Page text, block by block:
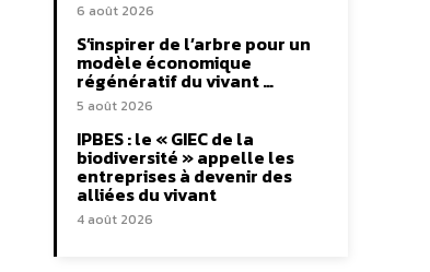
6 août 2026
S’inspirer de l’arbre pour un
modèle économique
régénératif du vivant …
5 août 2026
IPBES : le « GIEC de la
biodiversité » appelle les
entreprises à devenir des
alliées du vivant
4 août 2026